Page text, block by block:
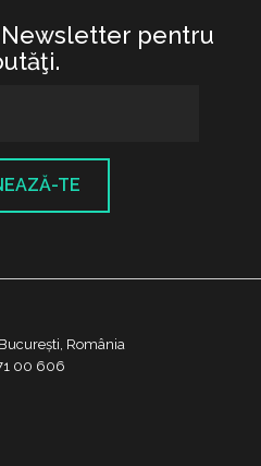
pentru
TE
România
00 606